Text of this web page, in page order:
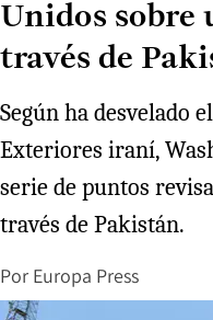
Unidos sobre
través de
Según ha desvelado
Exteriores iraní,
serie de puntos
través de Pakistán.
Por Europa Press